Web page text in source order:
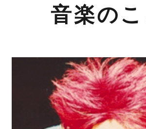
NEWS
音楽のこ